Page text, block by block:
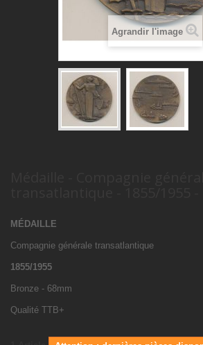
Agrandir l'image
MÉDAILLE
Compagnie générale transatlantique
1855/1955
Bronze - 68mm
Qualité TTB+